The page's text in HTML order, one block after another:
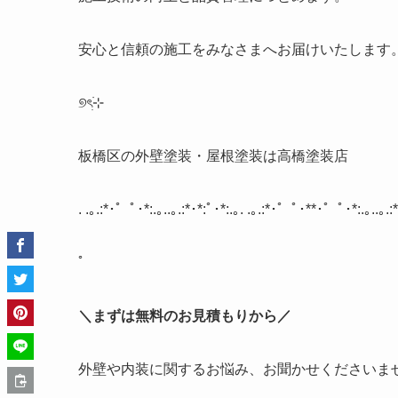
安心と信頼の施工をみなさまへお届けいたします。
୭ৎ⊹
板橋区の外壁塗装・屋根塗装は高橋塗装店
. .｡ .:*･゜ﾟ･*:.｡ ..｡ .:*･*:ﾟ･*:.｡ . .｡ .:*･゜ﾟ･**･゜ﾟ･*:.｡ ..｡ .:*
ﾟ
＼まずは無料のお見積もりから／
外壁や内装に関するお悩み、お聞かせくださいま